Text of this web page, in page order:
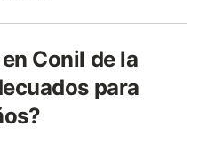
Conil de la
para